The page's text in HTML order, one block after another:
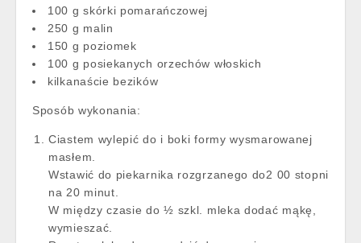
100 g skórki pomarańczowej
250 g malin
150 g poziomek
100 g posiekanych orzechów włoskich
kilkanaście bezików
Sposób wykonania:
Ciastem wylepić do i boki formy wysmarowanej
masłem.
Wstawić do piekarnika rozgrzanego do2 00 stopni
na 20 minut.
W między czasie do ½ szkl. mleka dodać mąkę,
wymieszać.